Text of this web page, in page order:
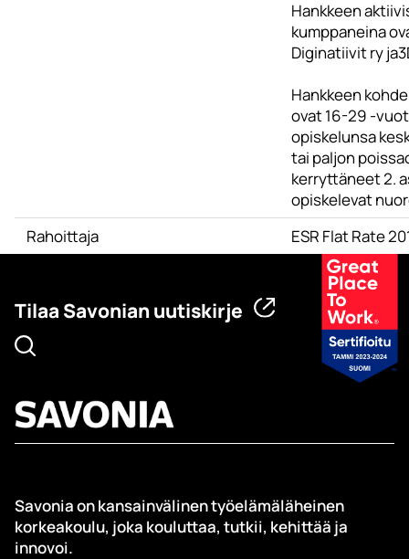
Hankkeen
kumppaneina
Diginatiivit ry
Hankkeen
ovat 16-29 -
opiskelunsa
tai paljon
kerryttäneet 2.
opiskelevat
Rahoittaja
ESR Flat Rate
Tilaa Savonian uutiskirje
Savonia on kansainvälinen työelämäläheinen
korkeakoulu, joka kouluttaa, tutkii, kehittää ja
innovoi.